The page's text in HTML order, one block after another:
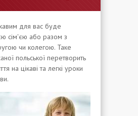
для вас буде
сім'єю або разом з
чи колегою. Таке
польської перетворить
на цікаві та легкі уроки